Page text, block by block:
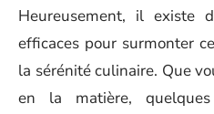
Heureusement, il existe
efficaces pour surmonter
la sérénité culinaire. Que
en la matière,